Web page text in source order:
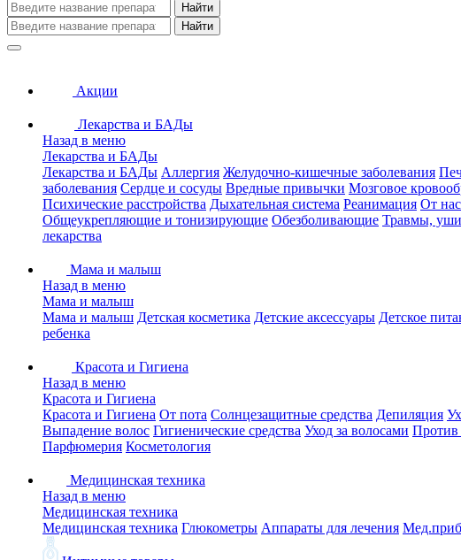
Найти
Найти
Акции
Лекарства и БАДы
Назад в меню
Лекарства и БАДы
Лекарства и БАДы Аллергия Желудочно-кишечные заболевания
заболевания Сердце и сосуды Вредные привычки Мозговое
Психические расстройства Дыхательная система Реанимация От
Общеукрепляющие и тонизирующие Обезболивающие Травмы,
лекарства
Мама и малыш
Назад в меню
Мама и малыш
Мама и малыш Детская косметика Детские аксессуары Детское
ребенка
Красота и Гигиена
Назад в меню
Красота и Гигиена
Красота и Гигиена От пота Солнцезащитные средства Депиляция
Выпадение волос Гигиенические средства Уход за волосами Против
Парфюмерия Косметология
Медицинская техника
Назад в меню
Медицинская техника
Медицинская техника Глюкометры Аппараты для лечения